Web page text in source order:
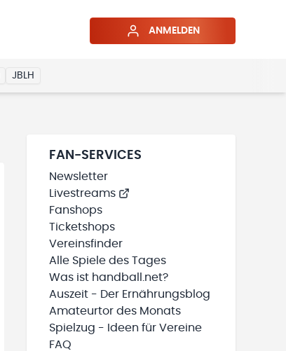
ANMELDEN
JBLH
FAN-SERVICES
Newsletter
Livestreams
Fanshops
Ticketshops
Vereinsfinder
Alle Spiele des Tages
Was ist handball.net?
Auszeit - Der Ernährungsblog
Amateurtor des Monats
Spielzug - Ideen für Vereine
FAQ